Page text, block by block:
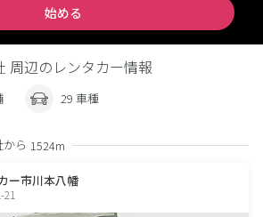
始める
周辺のレンタカー情報
29 車種
ら 1524m
ー市川本八幡